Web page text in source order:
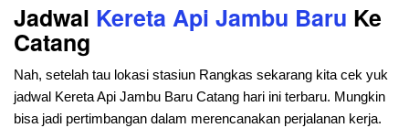
Jadwal Kereta Api Jambu Baru Ke
Catang
Nah, setelah tau lokasi stasiun Rangkas sekarang kita cek yuk
jadwal Kereta Api Jambu Baru Catang hari ini terbaru. Mungkin
bisa jadi pertimbangan dalam merencanakan perjalanan kerja.